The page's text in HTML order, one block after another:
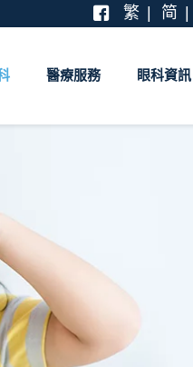
繁 简
醫療服務 眼科資訊